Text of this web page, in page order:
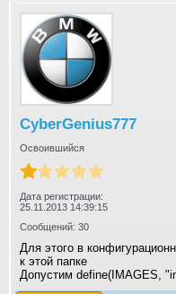
CyberGenius777
Освоившийся
Дата регистрации:
25.11.2013 14:39:15
Сообщений: 30
Для этого в
к этой папке
Допустим define(IMAGES,